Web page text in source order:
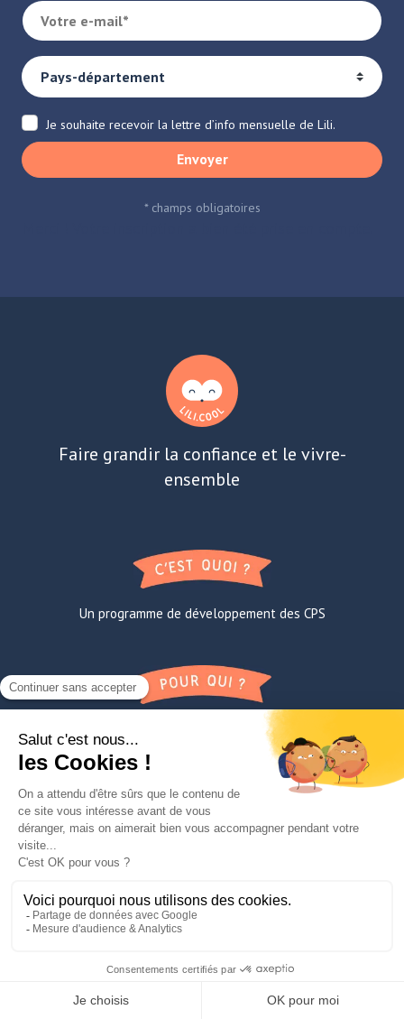
Je souhaite recevoir la lettre d’info mensuelle de Lili.
Envoyer
* champs obligatoires
Faire grandir la confiance et le vivre-
ensemble
Un programme de développement des CPS
Les enseignants, les animateurs et les familles des 3-15 ans
Apprendre la confiance en soi, à l’oral et avec les autres
FAQ A propos de Lili